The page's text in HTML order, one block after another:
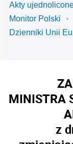
Akty
Monitor Polski
Dzienniki Unii
MINISTRA
z